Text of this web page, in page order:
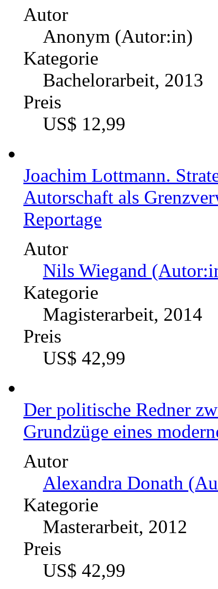
Autor
Anonym (Autor:in)
Kategorie
Bachelorarbeit, 2013
Preis
US$ 12,99
Joachim Lottmann.
Autorschaft als
Reportage
Autor
Nils Wiegand
Kategorie
Magisterarbeit, 2014
Preis
US$ 42,99
Der politische Redner
Grundzüge eines
Autor
Alexandra Donath
Kategorie
Masterarbeit, 2012
Preis
US$ 42,99